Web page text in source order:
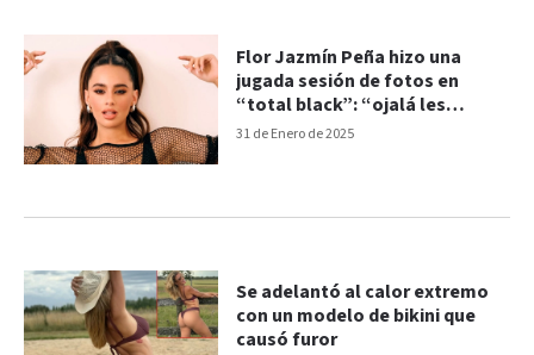
31 de Enero de 2025
Flor Jazmín Peña hizo una
jugada sesión de fotos en
“total black”: “ojalá les
guste”
Se adelantó al calor extremo
con un modelo de bikini que
causó furor